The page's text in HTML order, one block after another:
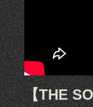
【THE